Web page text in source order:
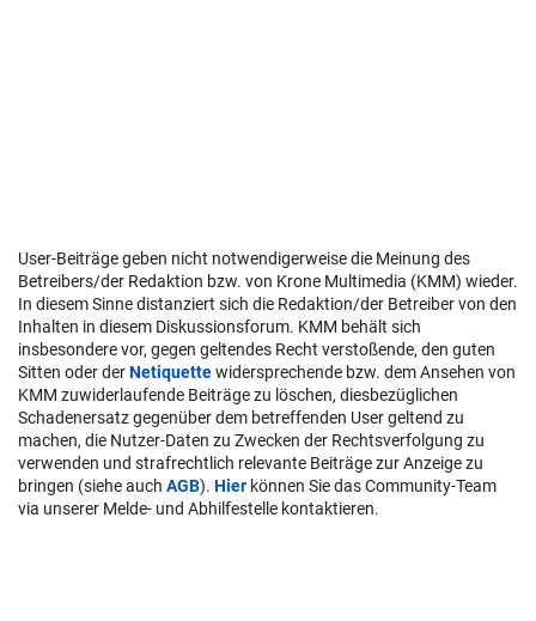
User-Beiträge geben nicht notwendigerweise die Meinung des
Betreibers/der Redaktion bzw. von Krone Multimedia (KMM) wieder.
In diesem Sinne distanziert sich die Redaktion/der Betreiber von den
Inhalten in diesem Diskussionsforum. KMM behält sich
insbesondere vor, gegen geltendes Recht verstoßende, den guten
Sitten oder derNetiquettewidersprechende bzw. dem Ansehen von
KMM zuwiderlaufende Beiträge zu löschen, diesbezüglichen
Schadenersatz gegenüber dem betreffenden User geltend zu
machen, die Nutzer-Daten zu Zwecken der Rechtsverfolgung zu
verwenden und strafrechtlich relevante Beiträge zur Anzeige zu
bringen (siehe auch AGB). Hier können Sie das Community-Team
via unserer Melde- und Abhilfestelle kontaktieren.